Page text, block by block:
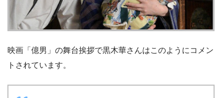
映画「億男」の舞台挨拶で黒木華さんはこのようにコメン
トされています。